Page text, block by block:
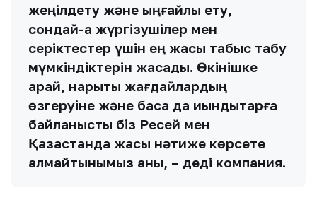
жеңілдету және ыңғайлы ету,
сондай-ақ жүргізушілер мен
серіктестер үшін ең жақсы табыс табу
мүмкіндіктерін жасадық. Өкінішке
қарай, нарықтық жағдайлардың
өзгеруіне және басқа да қиындықтарға
байланысты біз Ресей мен
Қазақстанда жақсы нәтиже көрсете
алмайтынымыз анық, – деді компания.